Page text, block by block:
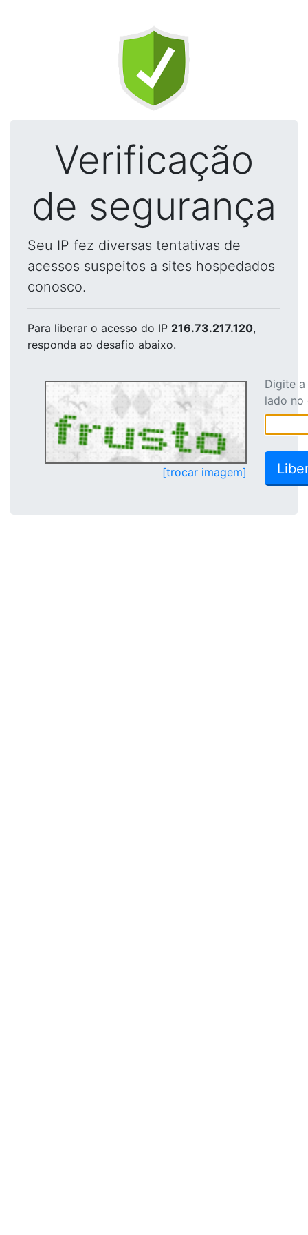
Verificação
de segurança
Seu IP fez diversas tentativas de
acessos suspeitos a sites hospedados
conosco.
Para liberar o acesso do IP 216.73.217.120,
responda ao desafio abaixo.
[trocar imagem]
Digite
lado no